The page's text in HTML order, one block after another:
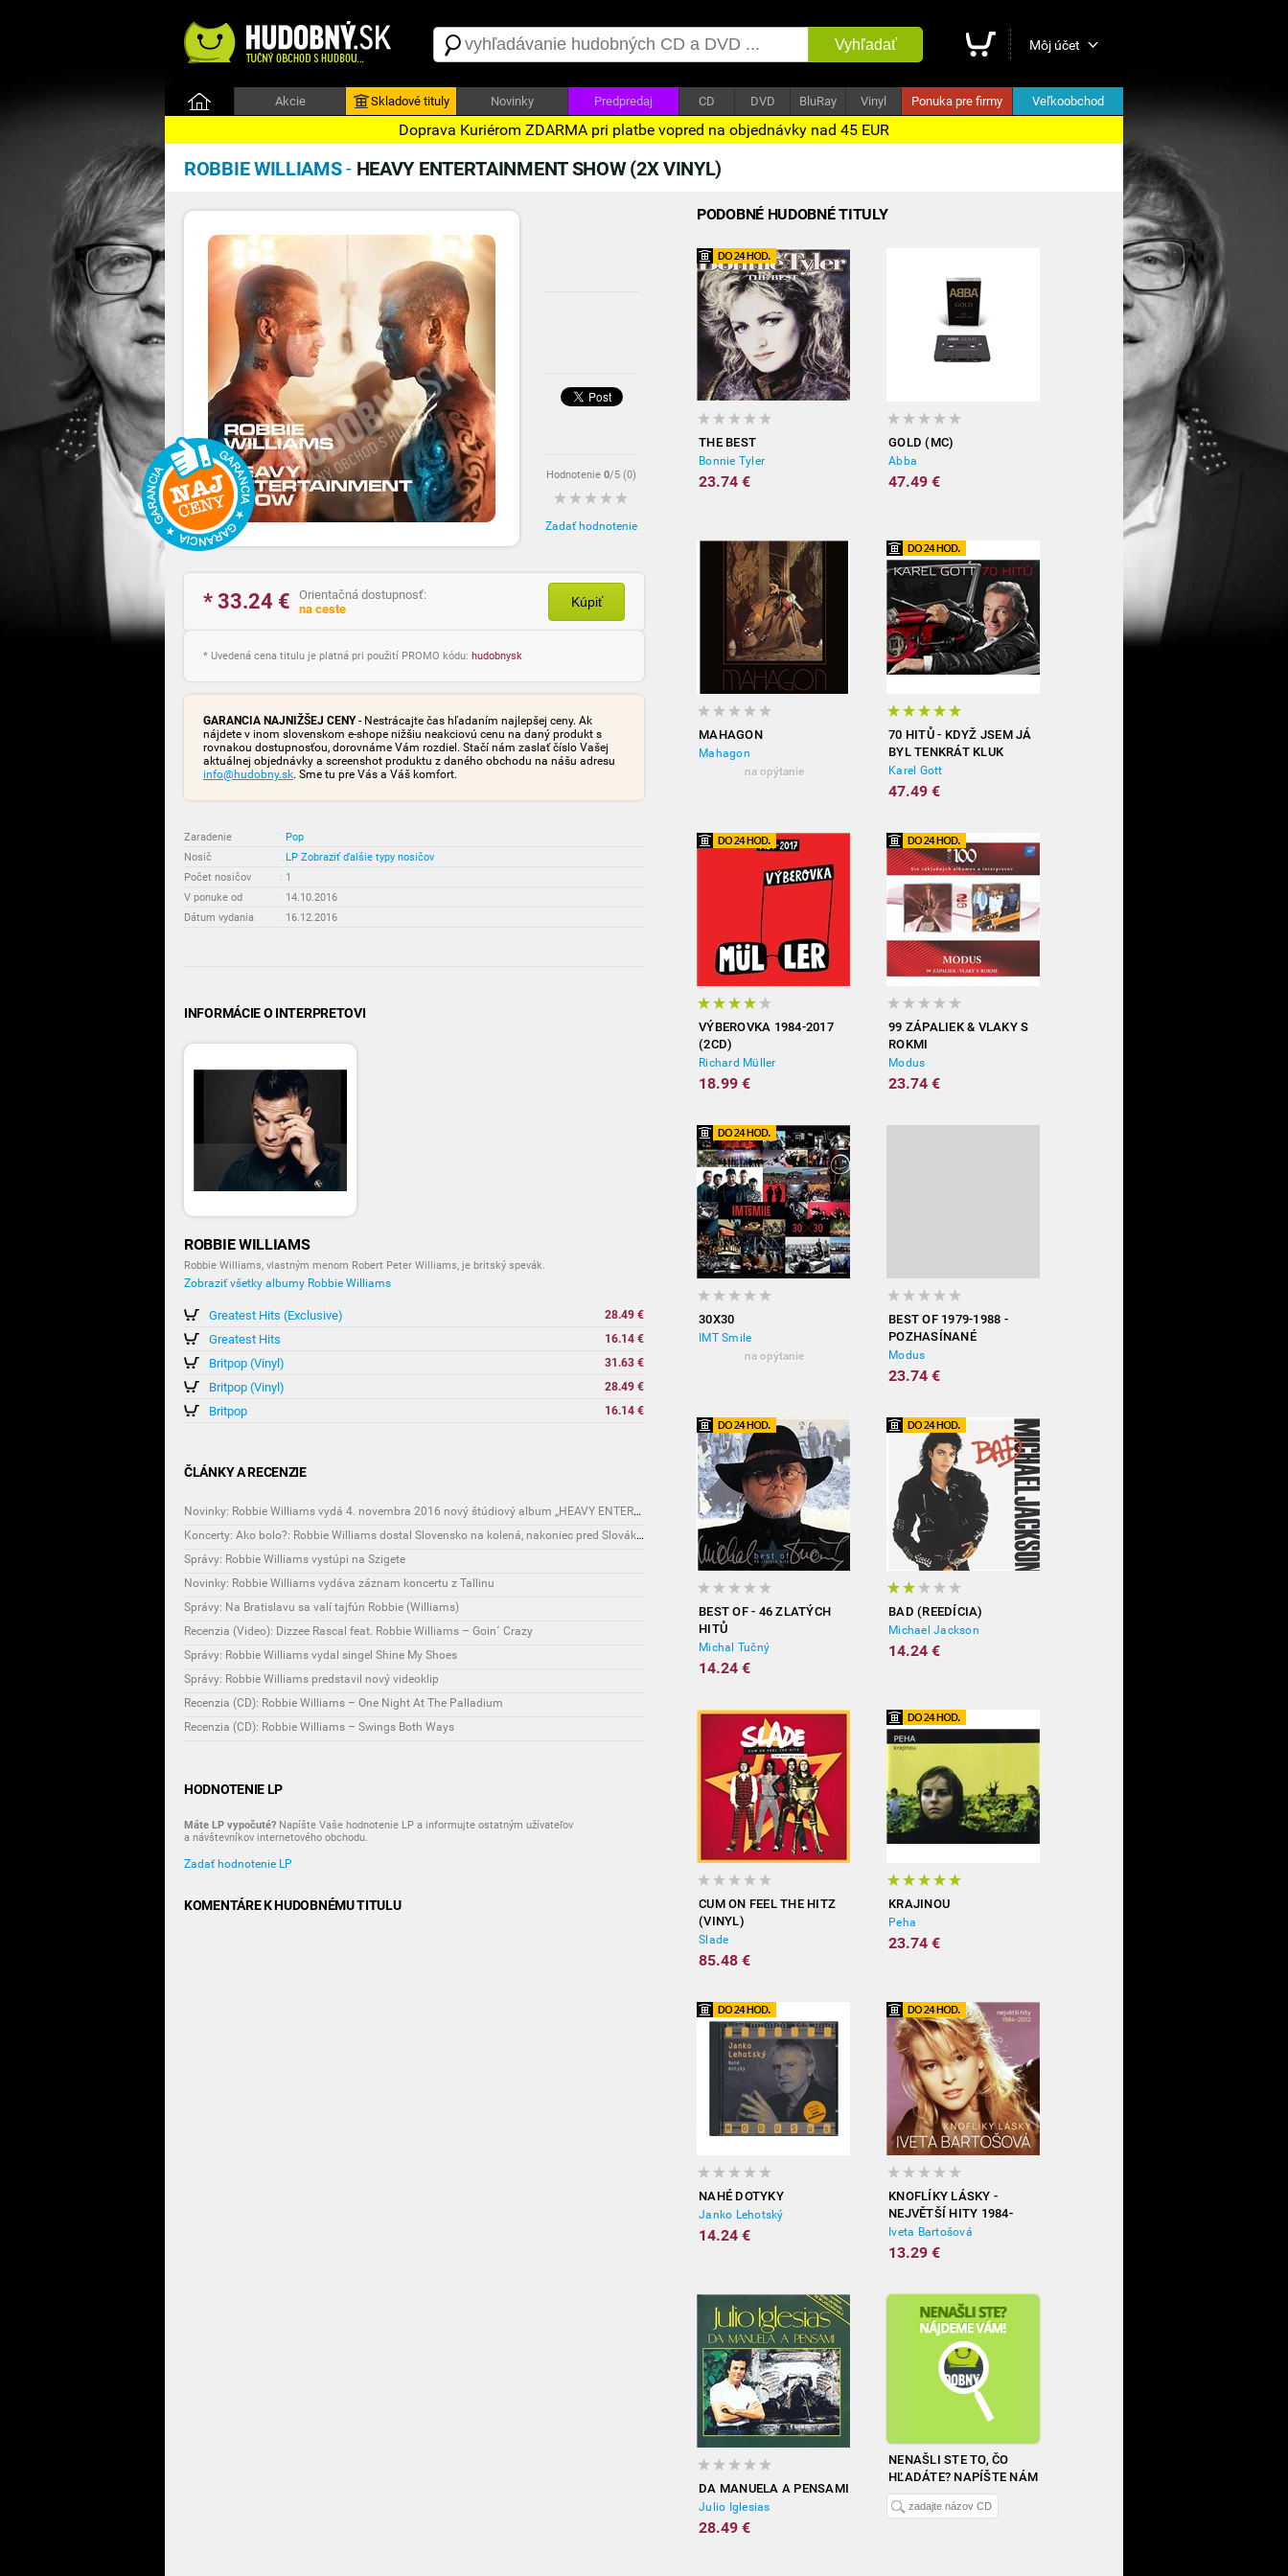
Vyhľadať Môj účet
Akcie Skladové tituly Novinky Predpredaj CD DVD BluRay Vinyl Ponuka pre firmy Veľkoobchod
Doprava Kuriérom ZDARMA pri platbe vopred na objednávky nad 45 EUR
ROBBIE WILLIAMS- HEAVY ENTERTAINMENT SHOW (2X VINYL)
Hodnotenie 0/5 (0)
Zadať hodnotenie
* 33.24 €
Orientačná dostupnosť:
na ceste
Kúpiť
* Uvedená cena titulu je platná pri použití PROMO kódu: hudobnysk
GARANCIA NAJNIŽŠEJ CENY- Nestrácajte čas hľadaním najlepšej ceny. Ak
nájdete v inom slovenskom e-shope nižšiu neakciovú cenu na daný produkt s
rovnakou dostupnosťou, dorovnáme Vám rozdiel. Stačí nám zaslať číslo Vašej
aktuálnej objednávky a screenshot produktu z daného obchodu na nášu adresu
info@hudobny.sk. Sme tu pre Vás a Váš komfort.
Zaradenie : Pop
Nosič
: LP Zobraziť ďalšie typy nosičov
Počet nosičov
: 1
V ponuke od
: 14.10.2016
Dátum vydania
: 16.12.2016
INFORMÁCIE O INTERPRETOVI
ROBBIE WILLIAMS
Robbie Williams, vlastným menom Robert Peter Williams, je britský spevák.
Zobraziť všetky albumy Robbie Williams
Greatest Hits (Exclusive) 28.49 €
Greatest Hits 16.14 €
Britpop (Vinyl) 31.63 €
Britpop (Vinyl) 28.49 €
Britpop 16.14 €
ČLÁNKY A RECENZIE
Novinky: Robbie Williams vydá 4. novembra 2016 nový štúdiový album ,,HEAVY ENTERTAINMENT SHOW"
Koncerty: Ako bolo?: Robbie Williams dostal Slovensko na kolená, nakoniec pred Slovákmi kľakol sám
Správy: Robbie Williams vystúpi na Szigete
Novinky: Robbie Williams vydáva záznam koncertu z Tallinu
Správy: Na Bratislavu sa valí tajfún Robbie (Williams)
Recenzia (Video): Dizzee Rascal feat. Robbie Williams – Goin´ Crazy
Správy: Robbie Williams vydal singel Shine My Shoes
Správy: Robbie Williams predstavil nový videoklip
Recenzia (CD): Robbie Williams – One Night At The Palladium
Recenzia (CD): Robbie Williams – Swings Both Ways
HODNOTENIE LP
Máte LP vypočuté? Napíšte Vaše hodnotenie LP a informujte ostatným užívateľov
a návštevníkov internetového obchodu.
Zadať hodnotenie LP
KOMENTÁRE K HUDOBNÉMU TITULU
PODOBNÉ HUDOBNÉ TITULY
THE BEST
Bonnie Tyler
23.74 €
GOLD (MC)
Abba
47.49 €
MAHAGON
Mahagon
na opýtanie
70 HITŮ - KDYŽ JSEM JÁ
BYL TENKRÁT KLUK
(3CD)
Karel Gott
47.49 €
VÝBEROVKA 1984-2017
(2CD)
Richard Müller
18.99 €
99 ZÁPALIEK & VLAKY S
ROKMI
Modus
23.74 €
30X30
IMT Smile
na opýtanie
BEST OF 1979-1988 -
POZHASÍNANÉ
Modus
23.74 €
BEST OF - 46 ZLATÝCH
HITŮ
Michal Tučný
14.24 €
BAD (REEDÍCIA)
Michael Jackson
14.24 €
CUM ON FEEL THE HITZ
(VINYL)
Slade
85.48 €
KRAJINOU
Peha
23.74 €
NAHÉ DOTYKY
Janko Lehotský
14.24 €
KNOFLÍKY LÁSKY -
NEJVĚTŠÍ HITY 1984-
2012
Iveta Bartošová
13.29 €
DA MANUELA A PENSAMI
Julio Iglesias
28.49 €
NENAŠLI STE TO, ČO
HĽADÁTE? NAPÍŠTE NÁM